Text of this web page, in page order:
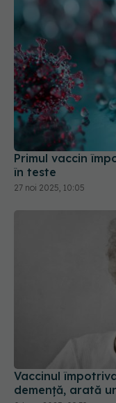
Primul vaccin
în teste
27 noi 2025, 10:05
Vaccinul
demență, arată